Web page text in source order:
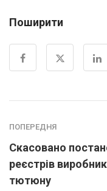
Поширити
ПОПЕРЕДНЯ
Скасовано
реєстрів
тютюну